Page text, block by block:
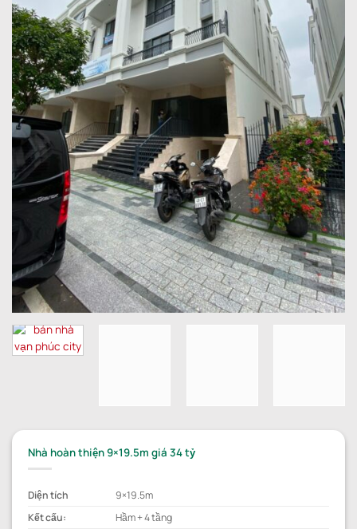
Nhà hoàn thiện 9×19.5m giá 34 tỷ
Diện tích
9×19.5m
Kết cấu:
Hầm + 4 tầng